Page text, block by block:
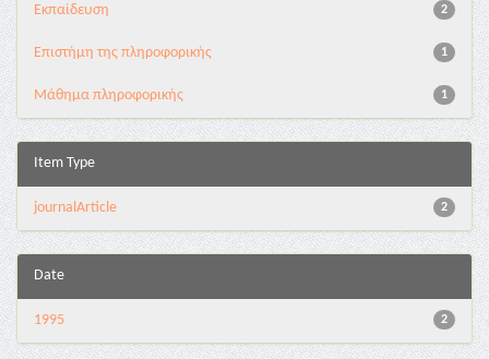
2
Εκπαίδευση
1
Επιστήμη της πληροφορικής
1
Μάθημα πληροφορικής
Item Type
2
journalArticle
Date
2
1995